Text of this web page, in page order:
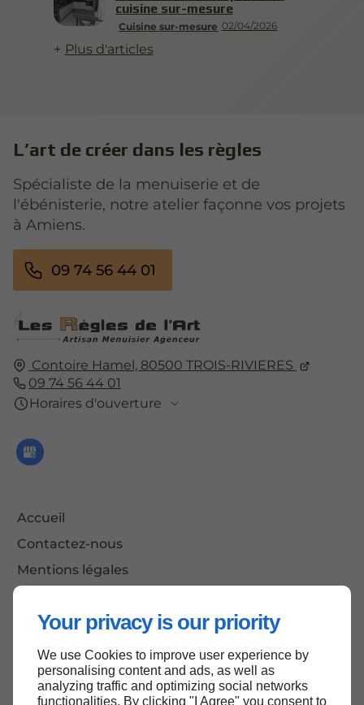
Your privacy is our priority
We use Cookies to improve user experience by
personalising content and ads, as well as
analyzing traffic and optimizing social networks
functionalities. By clicking "I Agree" you consent to
Cuisine sur-mesure 02/04/2026
cuisine sur-mesure
Plus d'articles
Contoire Hamel, 80500 TROIS-RIVIERES
09 74 56 44 01
Horaires d'ouverture
Accueil
Contactez-nous
Mentions légales
L’art de créer dans les règles
Spécialiste de la menuiserie et de
l'ébénisterie, notre atelier façonne vos projets
à Amiens.
09 74 56 44 01
Haut de page